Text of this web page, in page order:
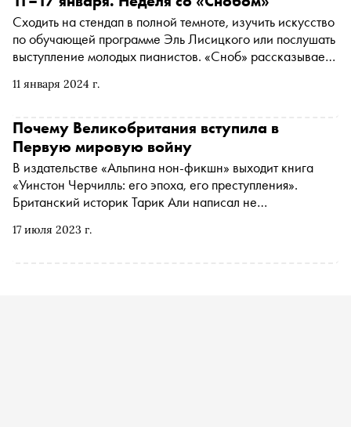
11 января 2024 г.
Сходить на стендап в полной темноте, изучить искусство
по обучающей программе Эль Лисицкого или послушать
выступление молодых пианистов. «Сноб» рассказывает,
17 июля 2023 г.
Почему Великобритания вступила в
Первую мировую войну
В издательстве «Альпина нон-фикшн» выходит книга
«Уинстон Черчилль: его эпоха, его преступления».
Британский историк Тарик Али написал не
премьер-министре — человеке, допускавшем ошибки,